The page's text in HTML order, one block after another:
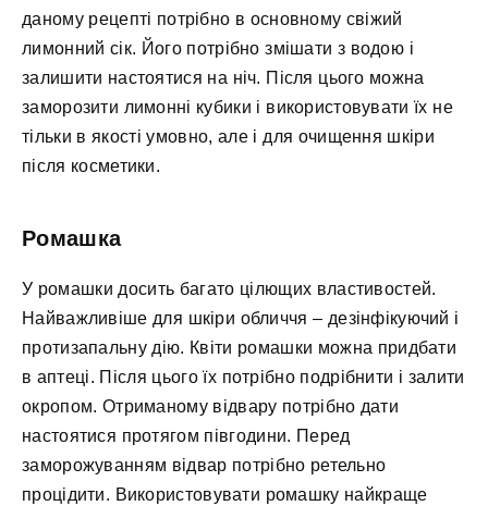
даному рецепті потрібно в основному свіжий
лимонний сік. Його потрібно змішати з водою і
залишити настоятися на ніч. Після цього можна
заморозити лимонні кубики і використовувати їх не
тільки в якості умовно, але і для очищення шкіри
після косметики.
Ромашка
У ромашки досить багато цілющих властивостей.
Найважливіше для шкіри обличчя – дезінфікуючий і
протизапальну дію. Квіти ромашки можна придбати
в аптеці. Після цього їх потрібно подрібнити і залити
окропом. Отриманому відвару потрібно дати
настоятися протягом півгодини. Перед
заморожуванням відвар потрібно ретельно
процідити. Використовувати ромашку найкраще